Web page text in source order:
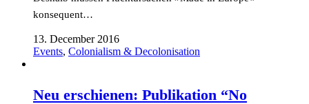
konsequent…
13. December 2016
Events, Colonialism & Decolonisation
Neu erschienen: Publikation “No